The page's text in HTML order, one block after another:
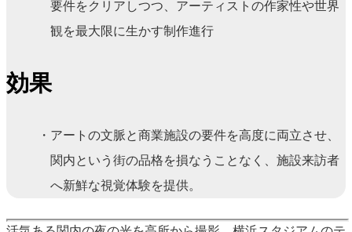
要件をクリアしつつ、アーティストの作家性や世界
観を最大限に生かす制作進行
効果
アートの文脈と商業施設の要件を高度に両立させ、
関内という街の品格を損なうことなく、施設来訪者
へ新鮮な視覚体験を提供。